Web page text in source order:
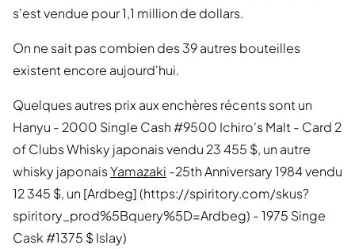
s'est vendue pour 1,1 million de dollars.
On ne sait pas combien des 39 autres bouteilles
existent encore aujourd'hui.
Quelques autres prix aux enchères récents sont un
Hanyu - 2000 Single Cash #9500 Ichiro's Malt - Card 2
of Clubs Whisky japonais vendu 23 455 $, un autre
whisky japonaisYamazaki -25th Anniversary 1984 vendu
12 345 $, un [Ardbeg] (https://spiritory.com/skus?
spiritory_prod%5Bquery%5D=Ardbeg) - 1975 Singe
Cask #1375 $ Islay)